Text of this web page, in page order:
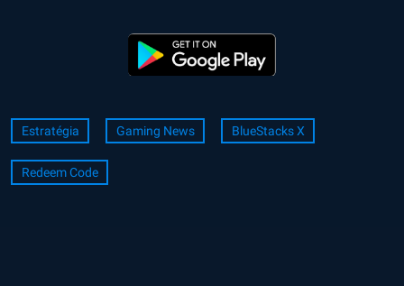
Estratégia Gaming News BlueStacks X
Redeem Code